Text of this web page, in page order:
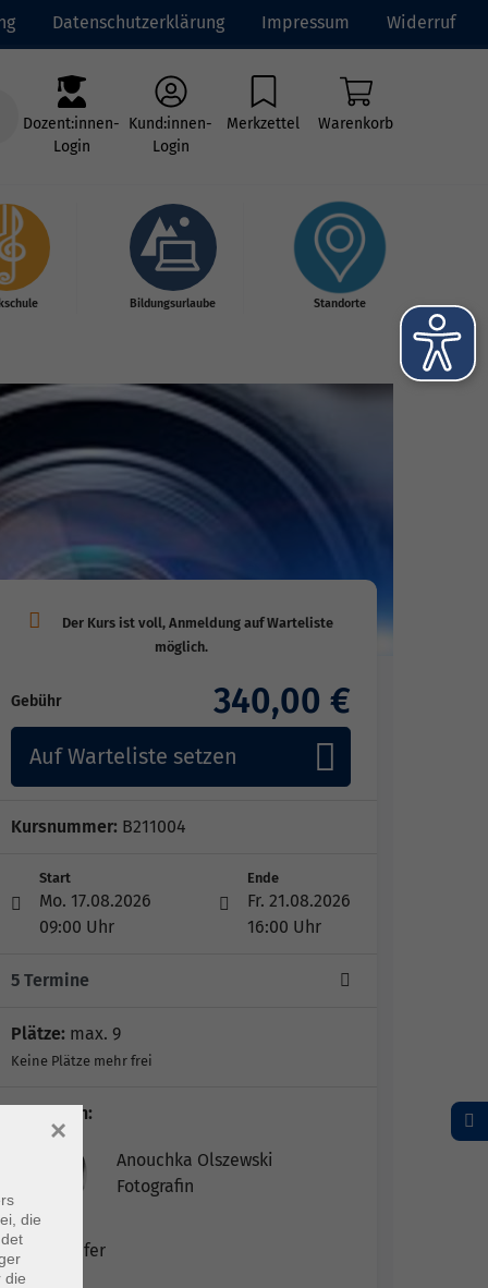
Datenschutzerklärung Impressum Widerruf
Dozent:innen-
Login
Kund:innen-
Login
Merkzettel Warenkorb
Bildungsurlaube Standorte
Gebühr 340,00 €
Auf Warteliste setzen
Kursnummer: B211004
Start
Mo. 17.08.2026
09:00 Uhr
Ende
Fr. 21.08.2026
16:00 Uhr
5 Termine
Plätze: max. 9
Keine Plätze mehr frei
Dozent*in:
Anouchka Olszewski
Fotografin
Peter Giefer
die
die
×